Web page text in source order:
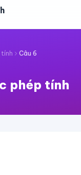
Câu 6
phép tính